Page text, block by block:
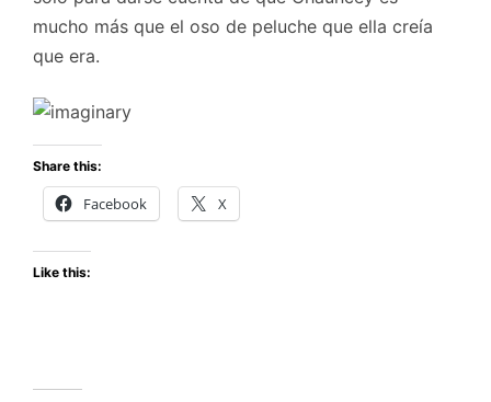
mucho más que el oso de peluche que ella creía
que era.
Share this:
Facebook X
Like this: